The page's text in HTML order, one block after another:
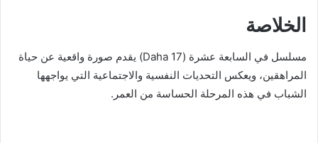
الخلاصة
مسلسل في السابعة عشرة (Daha 17) يقدم صورة واقعية عن حياة
المراهقين، ويعكس التحديات النفسية والاجتماعية التي يواجهها
الشباب في هذه المرحلة الحساسة من العمر.